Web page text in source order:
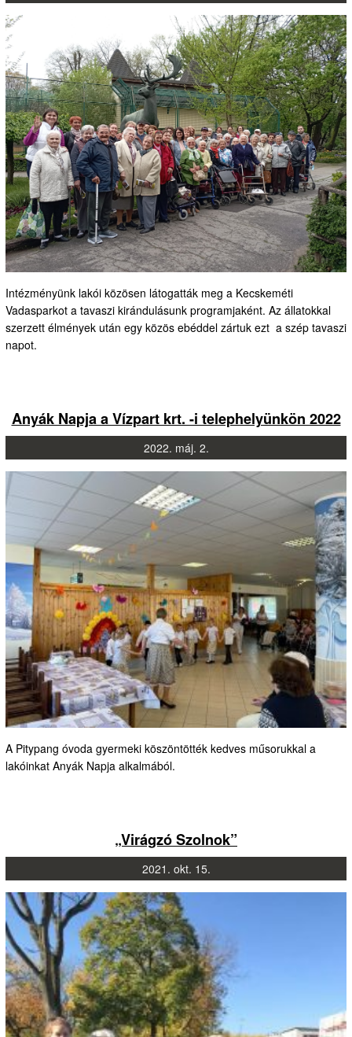
Intézményünk lakói közösen látogatták meg a Kecskeméti
Vadasparkot a tavaszi kirándulásunk programjaként. Az állatokkal
szerzett élmények után egy közös ebéddel zártuk ezt a szép tavaszi
napot.
Anyák Napja a Vízpart krt. -i telephelyünkön 2022
2022. máj. 2.
A Pitypang óvoda gyermeki köszöntötték kedves műsorukkal a
lakóinkat Anyák Napja alkalmából.
„Virágzó Szolnok”
2021. okt. 15.